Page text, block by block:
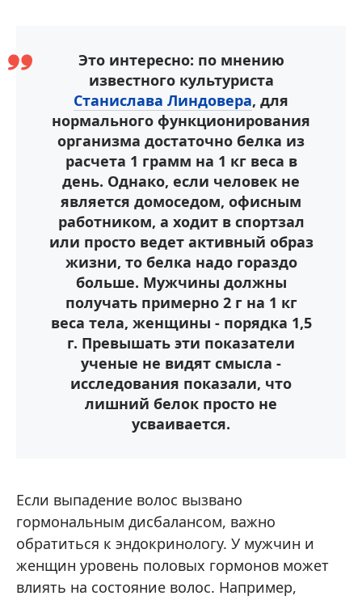
Это интересно: по мнению
известного культуриста
Станислава Линдовера, для
нормального функционирования
организма достаточно белка из
расчета 1 грамм на 1 кг веса в
день. Однако, если человек не
является домоседом, офисным
работником, а ходит в спортзал
или просто ведет активный образ
жизни, то белка надо гораздо
больше. Мужчины должны
получать примерно 2 г на 1 кг
веса тела, женщины - порядка 1,5
г. Превышать эти показатели
ученые не видят смысла -
исследования показали, что
лишний белок просто не
усваивается.
Если выпадение волос вызвано
гормональным дисбалансом, важно
обратиться к эндокринологу. У мужчин и
женщин уровень половых гормонов может
влиять на состояние волос. Например,